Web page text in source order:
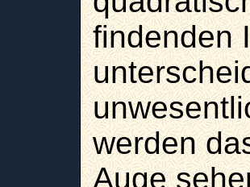
findenden
werden
Auge